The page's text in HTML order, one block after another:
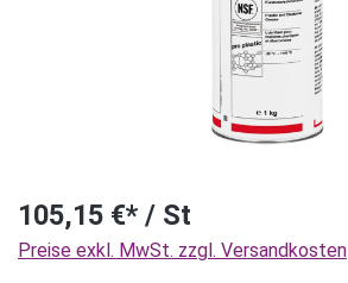
105,15 €* / St
Preise exkl. MwSt. zzgl. Versandkosten